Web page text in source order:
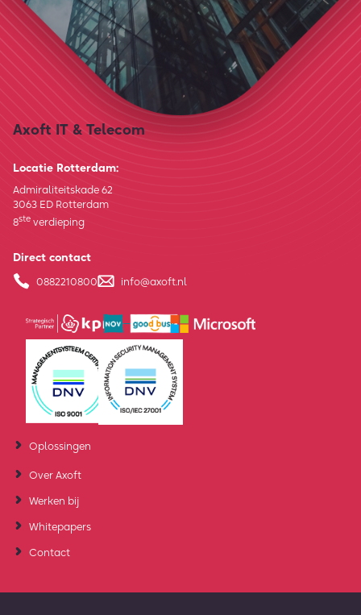
Axoft IT & Telecom
Locatie Rotterdam:
Admiraliteitskade 62
3063 ED Rotterdam
8ste verdieping
Direct contact
0882210800 info@axoft.nl
Oplossingen
Over Axoft
Werken bij
Whitepapers
Contact